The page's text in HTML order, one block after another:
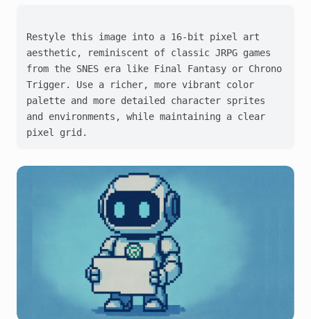
Restyle this image into a 16-bit pixel art
aesthetic, reminiscent of classic JRPG games
from the SNES era like Final Fantasy or Chrono
Trigger. Use a richer, more vibrant color
palette and more detailed character sprites
and environments, while maintaining a clear